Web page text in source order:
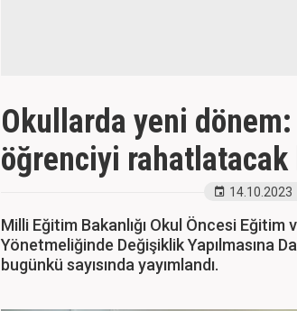
Okullarda yeni
öğrenciyi rahatlatacak
14.10.2023
Milli Eğitim Bakanlığı Okul Öncesi Eğitim
Yönetmeliğinde Değişiklik Yapılmasına
bugünkü sayısında yayımlandı.